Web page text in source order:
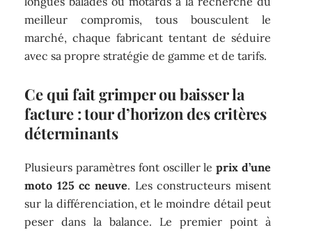
meilleur compromis, tous bousculent le
marché, chaque fabricant tentant de séduire
avec sa propre stratégie de gamme et de tarifs.
Ce qui fait grimper ou baisser la
facture : tour d’horizon des critères
déterminants
Plusieurs paramètres font osciller le prix d’une
moto 125 cc neuve. Les constructeurs misent
sur la différenciation, et le moindre détail peut
peser dans la balance. Le premier point à